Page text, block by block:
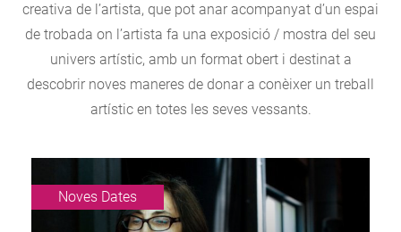
creativa de l’artista, que pot anar acompanyat d’un espai
de trobada on l’artista fa una exposició / mostra del seu
univers artístic, amb un format obert i destinat a
descobrir noves maneres de donar a conèixer un treball
artístic en totes les seves vessants.
Noves Dates